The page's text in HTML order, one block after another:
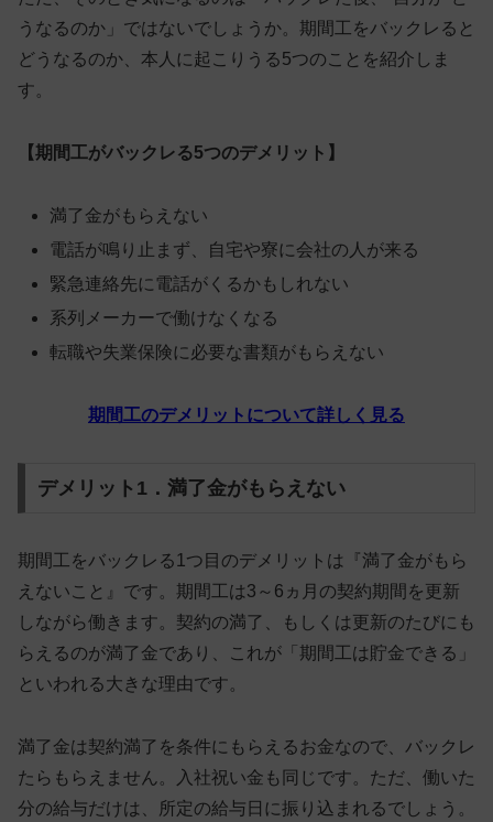
うなるのか」ではないでしょうか。期間工をバックレると
どうなるのか、本人に起こりうる5つのことを紹介しま
す。
【期間工がバックレる5つのデメリット】
満了金がもらえない
電話が鳴り止まず、自宅や寮に会社の人が来る
緊急連絡先に電話がくるかもしれない
系列メーカーで働けなくなる
転職や失業保険に必要な書類がもらえない
期間工のデメリットについて詳しく見る
デメリット1．満了金がもらえない
期間工をバックレる1つ目のデメリットは『満了金がもら
えないこと』です。期間工は3～6ヵ月の契約期間を更新
しながら働きます。契約の満了、もしくは更新のたびにも
らえるのが満了金であり、これが「期間工は貯金できる」
といわれる大きな理由です。
満了金は契約満了を条件にもらえるお金なので、 バックレ
たらもらえません。入社祝い金も同じです。ただ、働いた
分の給与だけは、所定の給与日に振り込まれるでしょう。